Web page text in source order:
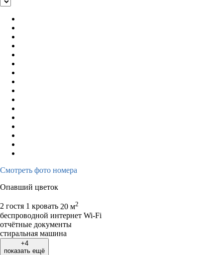
Смотреть фото номера
Опавший цветок
2 гостя 1 кровать 20 м2
беспроводной интернет Wi-Fi
отчётные документы
стиральная машина
+4
показать ещё